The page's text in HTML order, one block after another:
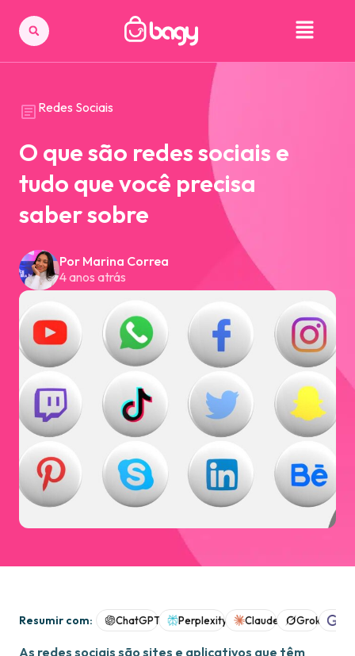
Redes Sociais
O que são redes sociais e
tudo que você precisa
saber sobre
Por Marina Correa
4 anos atrás
Resumir com: ChatGPT Perplexity Claude Grok
As redes sociais são sites e aplicativos que têm